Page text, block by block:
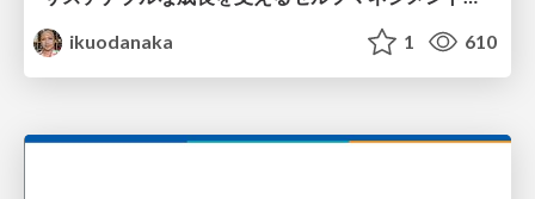
ikuodanaka
1 610